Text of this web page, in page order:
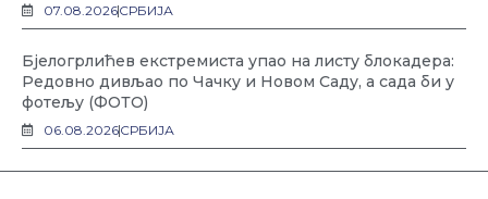
07.08.2026СРБИЈА
Бјелогрлићев екстремиста упао на листу блокадера:
Редовно дивљао по Чачку и Новом Саду, а сада би у
фотељу (ФОТО)
06.08.2026СРБИЈА